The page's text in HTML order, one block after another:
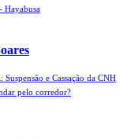
Hayabusa
e Cassação da CNH
pelo corredor?